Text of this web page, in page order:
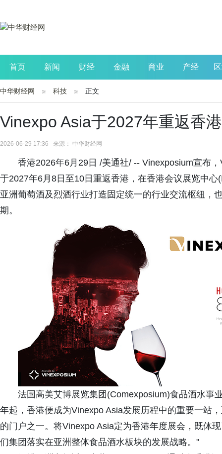
首页 新闻 财经 金融 商业 产经
公司 生活 读书
中华财经网 科技 正文
Vinexpo Asia于2027年重返香
2026-06-29 17:36 来源： 中华财经网
香港2026年6月29日 /美通社/ -- Vinexposium宣布
于2027年6月8日至10日重返香港，在香港会议展览中
亚洲葡萄酒及烈酒行业打造固定统一的行业交流枢纽，
期。
法国高美艾博展览集团(Comexposium)食品酒水事
年起，香港便成为Vinexpo Asia发展历程中的重要一站
的门户之一。将Vinexpo Asia定为香港年度展会，既体
们集团落实在亚洲整体食品酒水板块的发展战略。"